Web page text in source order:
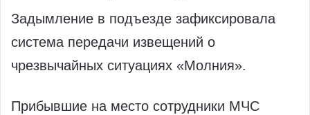
Задымление в подъезде зафиксировала
система передачи извещений о
чрезвычайных ситуациях «Молния».
Прибывшие на место сотрудники МЧС